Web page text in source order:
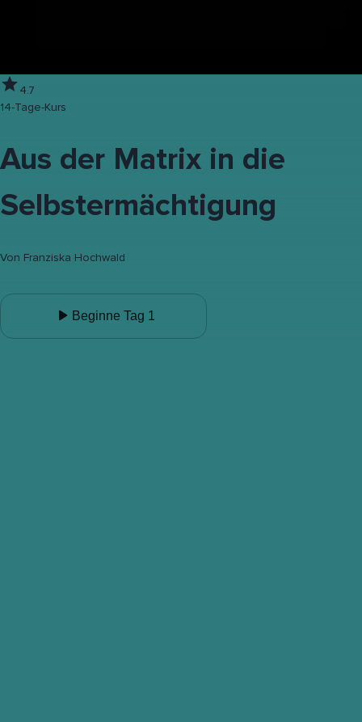
4.7
14-Tage-Kurs
Aus der Matrix in die
Selbstermächtigung
Von Franziska Hochwald
Beginne Tag 1